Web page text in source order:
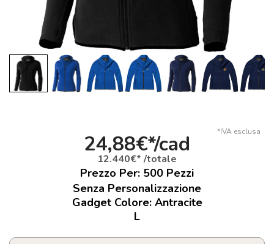
*IVA esclusa
24,88€*/cad
12.440€* /totale
Prezzo Per: 500 Pezzi
Senza Personalizzazione
Gadget Colore: Antracite
L